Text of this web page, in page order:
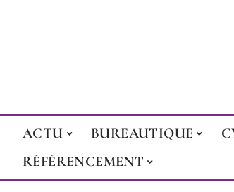
ACTU BUREAUTIQUE
RÉFÉRENCEMENT